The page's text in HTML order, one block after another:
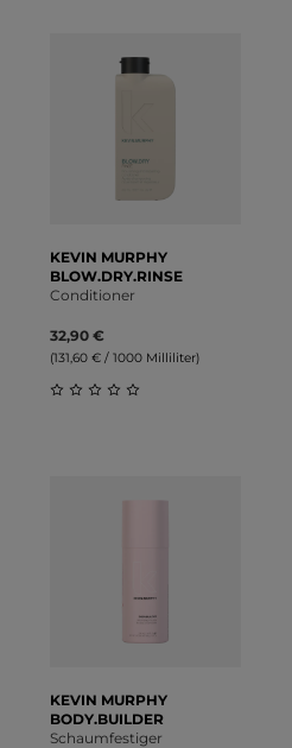
KEVIN MURPHY
BLOW.DRY.RINSE
Conditioner
32,90 €
(131,60 € / 1000 Milliliter)
KEVIN MURPHY
BODY.BUILDER
Schaumfestiger